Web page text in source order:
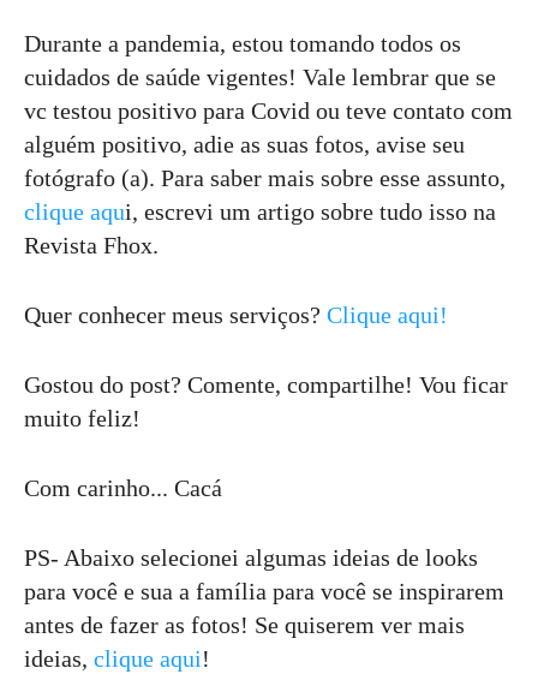
Durante a pandemia, estou tomando todos os
cuidados de saúde vigentes! Vale lembrar que se
vc testou positivo para Covid ou teve contato com
alguém positivo, adie as suas fotos, avise seu
fotógrafo (a). Para saber mais sobre esse assunto,
clique aqui, escrevi um artigo sobre tudo isso na
Revista Fhox.
Quer conhecer meus serviços? Clique aqui!
Gostou do post? Comente, compartilhe! Vou ficar
muito feliz!
Com carinho... Cacá
PS- Abaixo selecionei algumas ideias de looks
para você e sua a família para você se inspirarem
antes de fazer as fotos! Se quiserem ver mais
ideias, clique aqui!